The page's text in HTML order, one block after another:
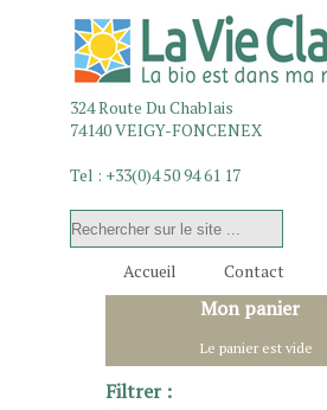
324 Route Du Chablais
74140VEIGY-FONCENEX
Tel : +33(0)4 50 94 61 17
Accueil Contact
Mon panier
Le panier est vide
Filtrer :